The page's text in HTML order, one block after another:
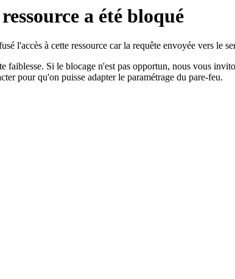
a été bloqué
l'accès à cette ressource car la requête envoyée vers le
faiblesse. Si le blocage n'est pas opportun, nous vous
pour qu'on puisse adapter le paramétrage du pare-feu.